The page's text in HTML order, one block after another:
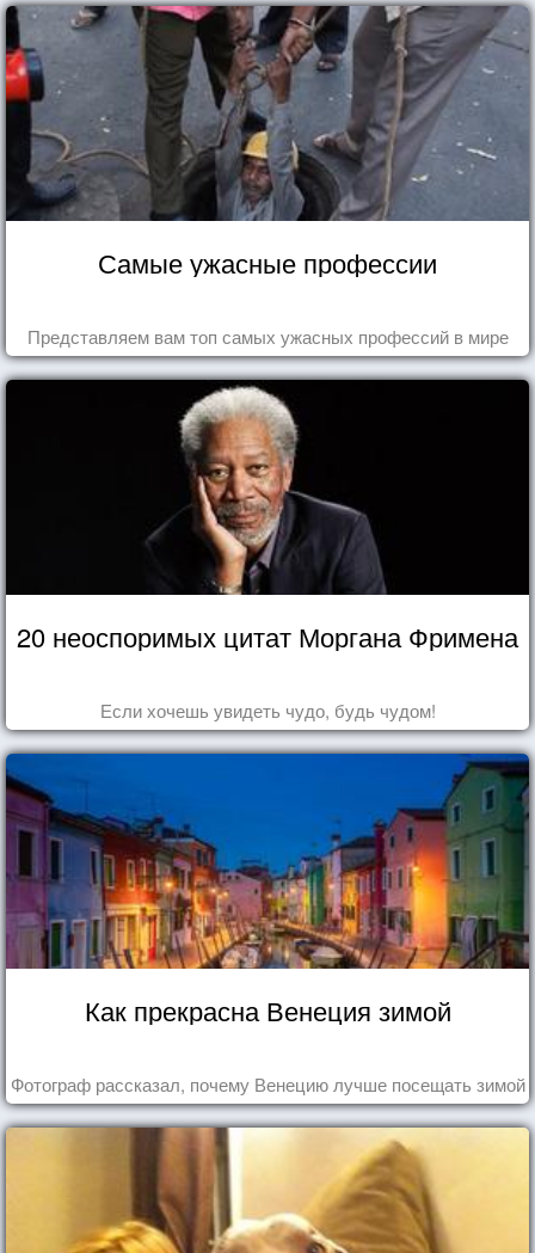
Самые ужасные профессии
Представляем вам топ самых ужасных профессий в мире
20 неоспоримых цитат Моргана Фримена
Если хочешь увидеть чудо, будь чудом!
Как прекрасна Венеция зимой
Фотограф рассказал, почему Венецию лучше посещать зимой